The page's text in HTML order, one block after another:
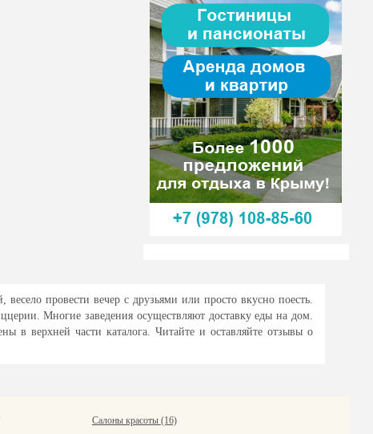
провести вечер с друзьями или просто вкусно поесть.
Многие заведения осуществляют доставку еды на дом.
в верхней части каталога. Читайте и оставляйте отзывы о
Салоны красоты (16)